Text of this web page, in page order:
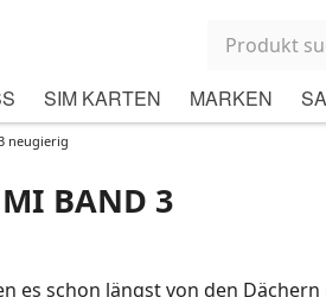
SIM KARTEN MARKEN
neugierig
BAND 3
es schon längst von den